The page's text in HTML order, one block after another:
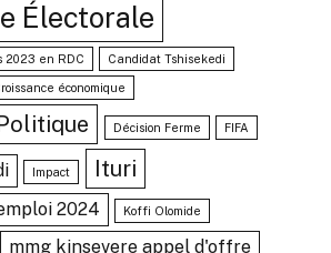
Électorale
2023 en RDC Candidat Tshisekedi
économique
Décision Ferme FIFA
Impact Ituri
2024 Koffi Olomide
mmg kinsevere appel d'offre